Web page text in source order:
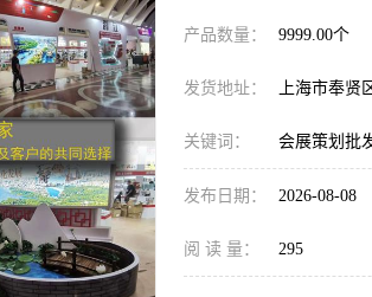
产品数量： 9999.00个
发货地址： 上海市奉贤
关键词： 会展策划批
发布日期： 2026-08-08
阅 读 量： 295